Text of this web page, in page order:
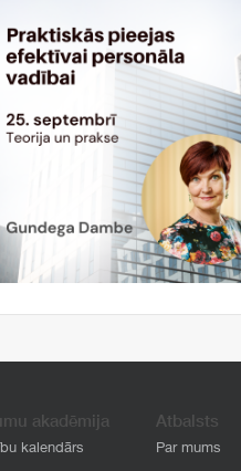
akadēmija
kalendārs
Atbalsts
Par mums